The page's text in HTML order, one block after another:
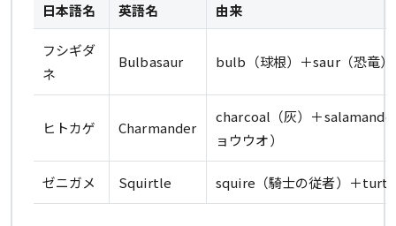
日本語名 英語名 由来
フシギダ
ネ
Bulbasaur bulb（球根）＋saur（恐竜）
ヒトカゲ Charmander
charcoal（灰）＋
ョウウオ）
ゼニガメ Squirtle squire（騎士の従者）＋